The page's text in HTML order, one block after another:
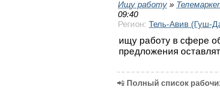
Ищу работу »
09:40
Регион: Тель-Авив (Гуш-
ищу работу в сфере
предложения
📲 Полный список